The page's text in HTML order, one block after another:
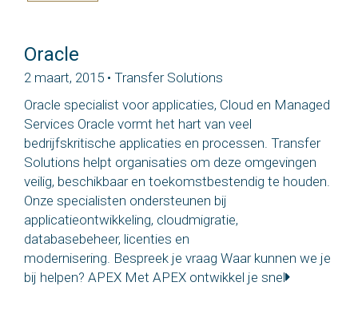
Oracle
2 maart, 2015 • Transfer Solutions
Oracle specialist voor applicaties, Cloud en Managed
Services Oracle vormt het hart van veel
bedrijfskritische applicaties en processen. Transfer
Solutions helpt organisaties om deze omgevingen
veilig, beschikbaar en toekomstbestendig te houden.
Onze specialisten ondersteunen bij
applicatieontwikkeling, cloudmigratie,
databasebeheer, licenties en
modernisering. Bespreek je vraag Waar kunnen we je
bij helpen? APEX Met APEX ontwikkel je snel